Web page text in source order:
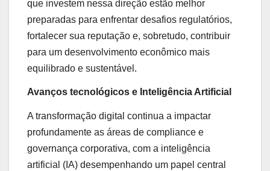
que investem nessa direção estão melhor
preparadas para enfrentar desafios regulatórios,
fortalecer sua reputação e, sobretudo, contribuir
para um desenvolvimento econômico mais
equilibrado e sustentável.
Avanços tecnológicos e Inteligência Artificial
A transformação digital continua a impactar
profundamente as áreas de compliance e
governança corporativa, com a inteligência
artificial (IA) desempenhando um papel central